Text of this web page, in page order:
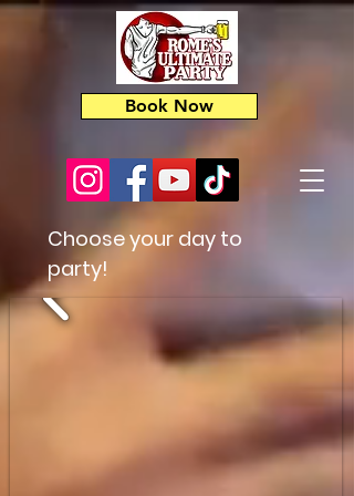
Book Now
Choose your day to
party!